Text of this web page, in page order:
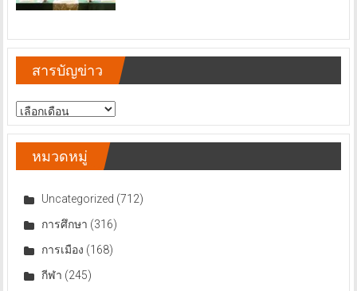
สารบัญข่าว
สารบัญ
ข่าว
หมวดหมู่
Uncategorized (712)
การศึกษา (316)
การเมือง (168)
กีฬา (245)